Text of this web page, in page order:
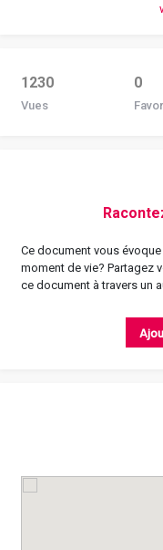
1230
Vues
0
Ce document vous
moment de vie? Partagez
ce document à travers un